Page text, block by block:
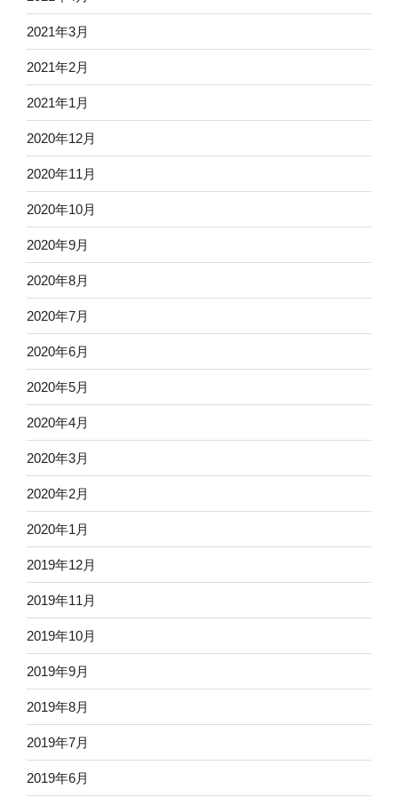
2021年3月
2021年2月
2021年1月
2020年12月
2020年11月
2020年10月
2020年9月
2020年8月
2020年7月
2020年6月
2020年5月
2020年4月
2020年3月
2020年2月
2020年1月
2019年12月
2019年11月
2019年10月
2019年9月
2019年8月
2019年7月
2019年6月